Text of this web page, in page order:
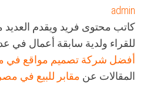
admin
كاتب محتوى فريد ويقدم العديد
للقراء ولدية سابقة أعمال في
أفضل شركة تصميم مواقع في
المقالات عن مقابر للبيع في مصر